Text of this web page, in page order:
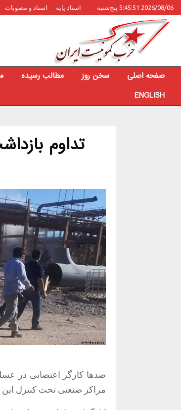
2026/08/06 5:45:51 پنج‌شنبه اسناد پایه اسناد و مصوبات
صفحه اصلی سخن روز مطالب رسیده
ENGLISH
تداوم
صدها کارگر اعتصابی در
مراکز صنعتی تحت کنترل این